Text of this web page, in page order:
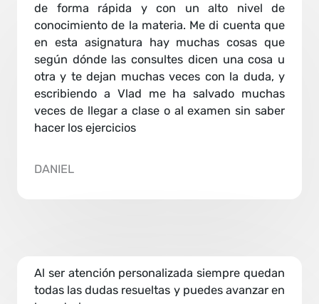
de forma rápida y con un alto nivel de
conocimiento de la materia. Me di cuenta que
en esta asignatura hay muchas cosas que
según dónde las consultes dicen una cosa u
otra y te dejan muchas veces con la duda, y
escribiendo a Vlad me ha salvado muchas
veces de llegar a clase o al examen sin saber
hacer los ejercicios
DANIEL
Al ser atención personalizada siempre quedan
todas las dudas resueltas y puedes avanzar en